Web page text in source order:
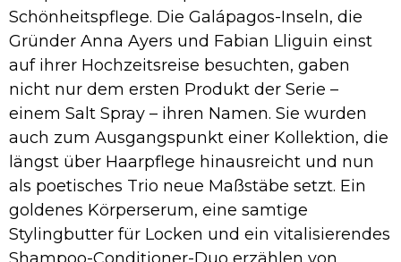
Schönheitspflege. Die Galápagos-Inseln, die
Gründer Anna Ayers und Fabian Lliguin einst
auf ihrer Hochzeitsreise besuchten, gaben
nicht nur dem ersten Produkt der Serie –
einem Salt Spray – ihren Namen. Sie wurden
auch zum Ausgangspunkt einer Kollektion, die
längst über Haarpflege hinausreicht und nun
als poetisches Trio neue Maßstäbe setzt. Ein
goldenes Körperserum, eine samtige
Stylingbutter für Locken und ein vitalisierendes